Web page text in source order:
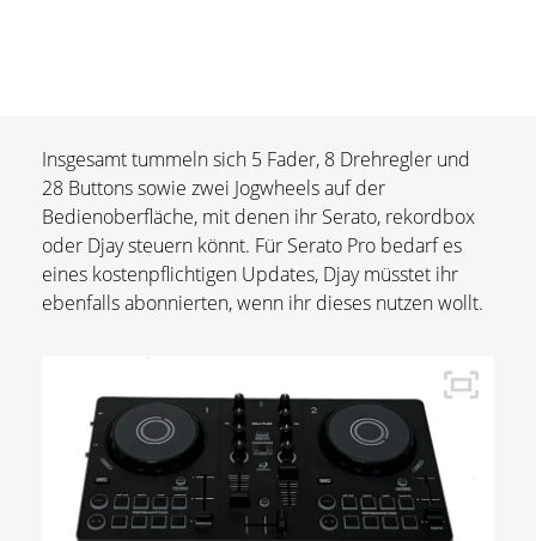
Insgesamt tummeln sich 5 Fader, 8 Drehregler und
28 Buttons sowie zwei Jogwheels auf der
Bedienoberfläche, mit denen ihr Serato, rekordbox
oder Djay steuern könnt. Für Serato Pro bedarf es
eines kostenpflichtigen Updates, Djay müsstet ihr
ebenfalls abonnierten, wenn ihr dieses nutzen wollt.